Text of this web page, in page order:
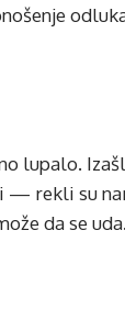
lupalo.
— rekli su
da se uda.